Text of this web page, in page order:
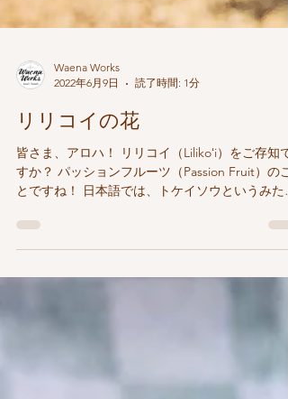
2022年6月9日
読了時間: 1分
リリコイの花
皆さま、アロハ！ リリコイ（Lilikoʻi）をご存知で
とですね！ 日本語では、トケイソウというみた
い。 リリコイはハワイ語です。 カウアイ島には